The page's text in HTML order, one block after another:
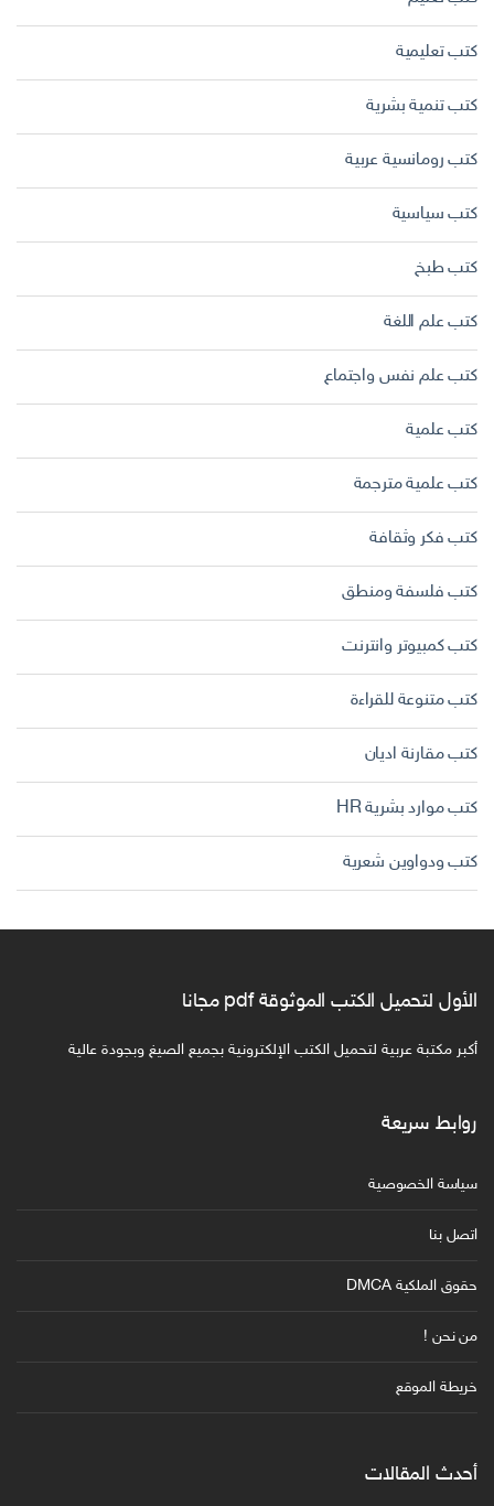
كتب تعليمية
كتب تنمية بشرية
كتب رومانسية عربية
كتب سياسية
كتب طبخ
كتب علم اللغة
كتب علم نفس واجتماع
كتب علمية
كتب علمية مترجمة
كتب فكر وثقافة
كتب فلسفة ومنطق
كتب كمبيوتر وانترنت
كتب متنوعة للقراءة
كتب مقارنة اديان
كتب موارد بشرية HR
كتب ودواوين شعرية
الأول لتحميل الكتب الموثوقة pdf مجانا
أكبر مكتبة عربية لتحميل الكتب الإلكترونية بجميع الصيغ وبجودة عالية
روابط سريعة
سياسة الخصوصية
اتصل بنا
حقوق الملكية DMCA
من نحن !
خريطة الموقع
أحدث المقالات